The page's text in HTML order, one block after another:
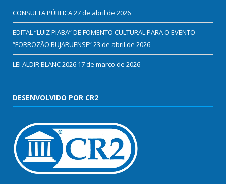
CONSULTA PÚBLICA27 de abril de 2026
EDITAL “LUIZ PIABA” DE FOMENTO CULTURAL PARA O EVENTO
“FORROZÃO BUJARUENSE”23 de abril de 2026
LEI ALDIR BLANC 2026 17 de março de 2026
DESENVOLVIDO POR CR2